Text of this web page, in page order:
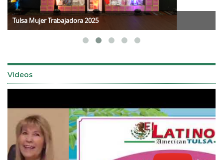
Tulsa Mujer Trabajadora 2025
Videos